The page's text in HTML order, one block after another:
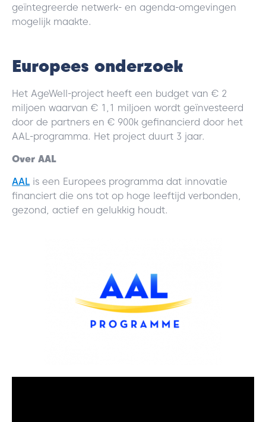
geïntegreerde netwerk- en agenda-omgevingen
mogelijk maakte.
Europees onderzoek
Het AgeWell-project heeft een budget van € 2
miljoen waarvan € 1,1 miljoen wordt geïnvesteerd
door de partners en € 900k gefinancierd door het
AAL-programma. Het project duurt 3 jaar.
Over AAL
AAL is een Europees programma dat innovatie
financiert die ons tot op hoge leeftijd verbonden,
gezond, actief en gelukkig houdt.